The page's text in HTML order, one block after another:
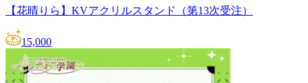
【花晴りら】KVアクリルスタンド（第13次受注）
15,000